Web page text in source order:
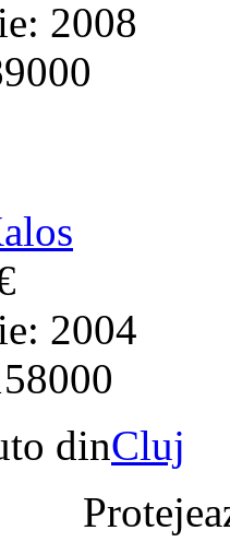
2008
2004
dinCluj